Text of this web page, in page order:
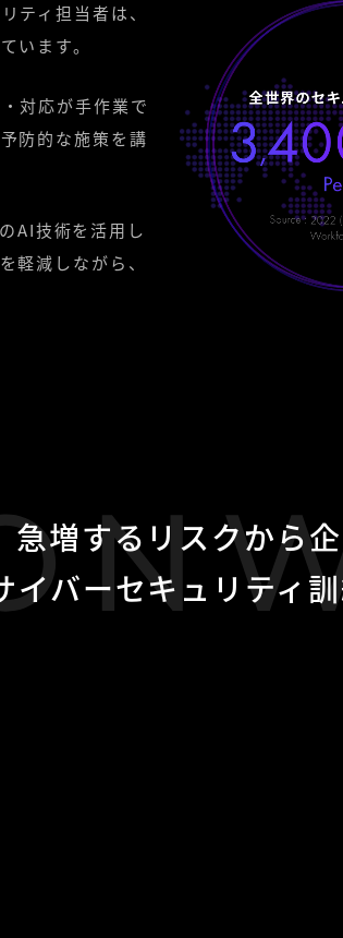
ティ担当者は、
います。
対応が手作業で
防的な施策を講
AI技術を活用し
軽減しながら、
急増するリスクから
イバーセキュリティ